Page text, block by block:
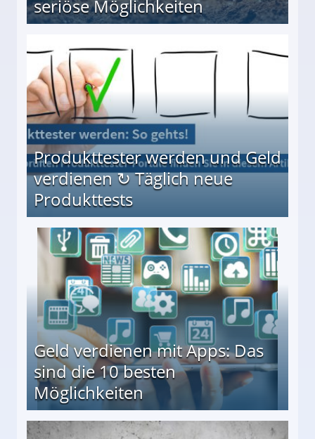
seriöse Möglichkeiten
Produkttester werden und Geld
verdienen ↻ Täglich neue
Produkttests
↻ Täglich neue Produkttests
Geld verdienen mit Apps: Das
sind die 10 besten
Möglichkeiten
besten Möglichkeiten